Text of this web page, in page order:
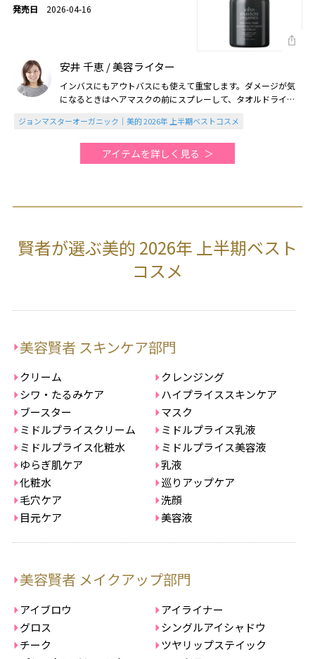
2026-04-16
安井 千恵 / 美容ライター
インバスにもアウトバスにも使えて重宝します。ダメージが気
になるときはヘアマスクの前にスプレーして、タオルドライ後
ジョンマスターオーガニック｜美的 2026年 上半期ベストコスメ
アイテムを詳しく見る
賢者が選ぶ美的 2026年 上半期ベスト
コスメ
美容賢者 スキンケア部門
クリーム
クレンジング
シワ・たるみケア
ハイプライススキンケア
ブースター
マスク
ミドルプライスクリーム
ミドルプライス乳液
ミドルプライス化粧水
ミドルプライス美容液
ゆらぎ肌ケア
乳液
化粧水
巡りアップケア
毛穴ケア
洗顔
目元ケア
美容液
美容賢者 メイクアップ部門
アイブロウ
アイライナー
グロス
シングルアイシャドウ
チーク
ツヤリップステイック